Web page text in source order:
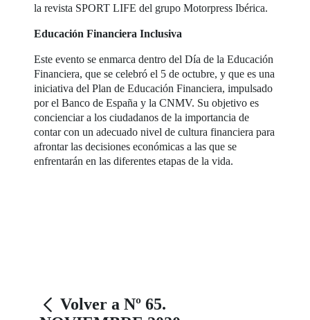
la revista SPORT LIFE del grupo Motorpress Ibérica.
Educación Financiera Inclusiva
Este evento se enmarca dentro del Día de la Educación
Financiera, que se celebró el 5 de octubre, y que es una
iniciativa del Plan de Educación Financiera, impulsado
por el Banco de España y la CNMV. Su objetivo es
concienciar a los ciudadanos de la importancia de
contar con un adecuado nivel de cultura financiera para
afrontar las decisiones económicas a las que se
enfrentarán en las diferentes etapas de la vida.
Volver a Nº 65.